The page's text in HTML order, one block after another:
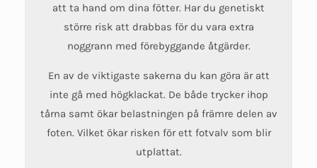
att ta hand om dina fötter. Har du genetiskt
större risk att drabbas för du vara extra
noggrann med förebyggande åtgärder.
En av de viktigaste sakerna du kan göra är att
inte gå med högklackat. De både trycker ihop
tårna samt ökar belastningen på främre delen av
foten. Vilket ökar risken för ett fotvalv som blir
utplattat.